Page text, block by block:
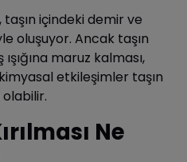
içindeki demir ve
oluşuyor. Ancak taşın
maruz kalması,
etkileşimler taşın
Ne